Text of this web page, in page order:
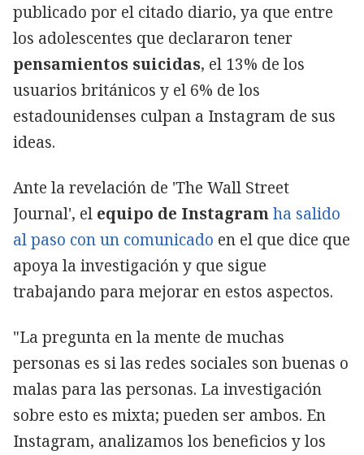
publicado por el citado diario, ya que entre
los adolescentes que declararon tener
pensamientos suicidas, el 13% de los
usuarios británicos y el 6% de los
estadounidenses culpan a Instagram de sus
ideas.
Ante la revelación de 'The Wall Street
Journal', el equipo de Instagramha salido
al paso con un comunicado en el que dice que
apoya la investigación y que sigue
trabajando para mejorar en estos aspectos.
"La pregunta en la mente de muchas
personas es si las redes sociales son buenas o
malas para las personas. La investigación
sobre esto es mixta; pueden ser ambos. En
Instagram, analizamos los beneficios y los